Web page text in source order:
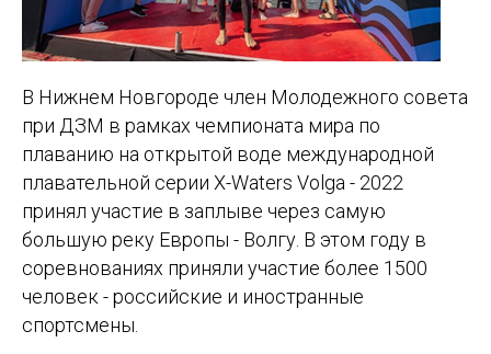
В Нижнем Новгороде член Молодежного совета
при ДЗМ в рамках чемпионата мира по
плаванию на открытой воде международной
плавательной серии X-Waters Volga - 2022
принял участие в заплыве через самую
большую реку Европы - Волгу. В этом году в
соревнованиях приняли участие более 1500
человек - российские и иностранные
спортсмены.